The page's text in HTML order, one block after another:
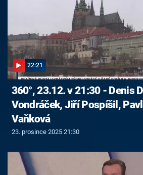
22:21
360°, 23.12. v 21:30 - Denis
Vondráček, Jiří Pospíšil,
Vaňková
23. prosince 2025 21:30